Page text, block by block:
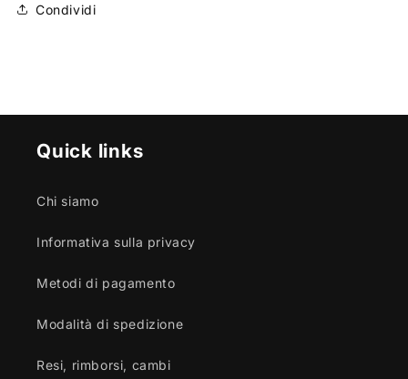
Condividi
Quick links
Chi siamo
Informativa sulla privacy
Metodi di pagamento
Modalità di spedizione
Resi, rimborsi, cambi